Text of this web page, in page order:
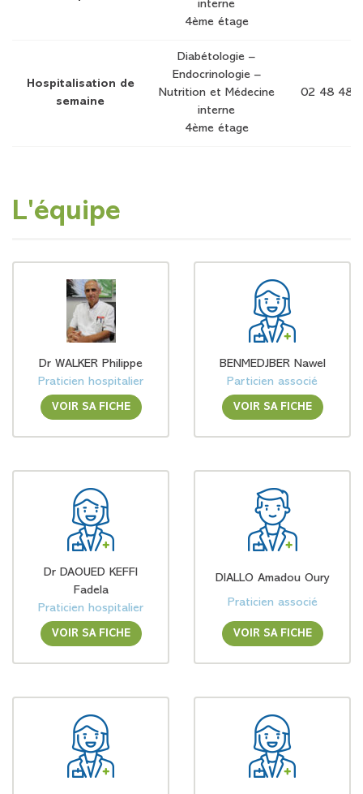
interne
4ème étage
Hospitalisation de
semaine
Diabétologie –
Endocrinologie –
Nutrition et Médecine
interne
4ème étage
02 48 48
L'équipe
Dr WALKER Philippe
Praticien hospitalier
VOIR SA FICHE
BENMEDJBER Nawel
Particien associé
VOIR SA FICHE
Dr DAOUED KEFFI
Fadela
Praticien hospitalier
VOIR SA FICHE
DIALLO Amadou Oury
Praticien associé
VOIR SA FICHE